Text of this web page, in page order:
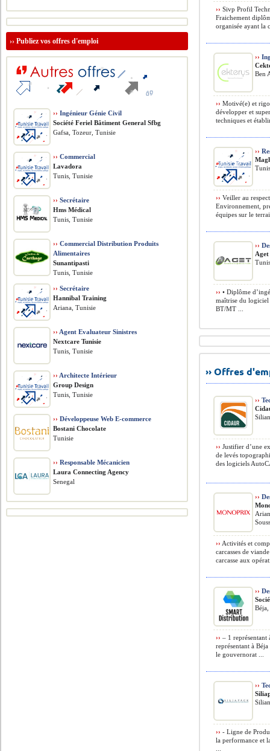
›› Sivp Profil
Fraichement
organisée ayant la
››
Ben
›› Motivé(e) et
développer et
techniques et
››
›› Veiller au
Environnement,
équipes sur le
››
Aget
›› • Diplôme
maîtrise du logiciel
BT/MT ...
›› Offres
››
›› Justifier d’une
de levés
des logiciels
››
›› Activités et
carcasses de
carcasse aux
››
›› – 1 représentant
représentant à
le gouvernorat ...
››
›› - Ligne de
la performance et
››Publiez vos offres d'emploi
›› Ingénieur Génie Civil
Société Feriel Bâtiment General Sfbg
Gafsa, Tozeur, Tunisie
›› Commercial
Lavadora
Tunis, Tunisie
›› Secrétaire
Hms Médical
Tunis, Tunisie
›› Commercial Distribution Produits
Alimentaires
Sunantipasti
Tunis, Tunisie
›› Secrétaire
Hannibal Training
Ariana, Tunisie
›› Agent Evaluateur Sinistres
Nextcare Tunisie
Tunis, Tunisie
›› Architecte Intérieur
Group Design
Tunis, Tunisie
›› Développeuse Web E-commerce
Bostani Chocolate
Tunisie
›› Responsable Mécanicien
Laura Connecting Agency
Senegal